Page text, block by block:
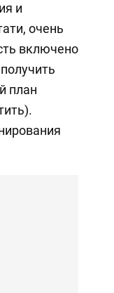
и
очень
включено
план